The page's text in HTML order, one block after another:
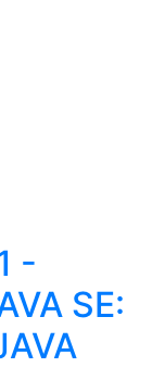
-
SE: